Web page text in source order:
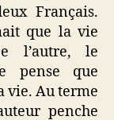
Français.
que la vie
l’autre, le
pense que
vie. Au terme
penche